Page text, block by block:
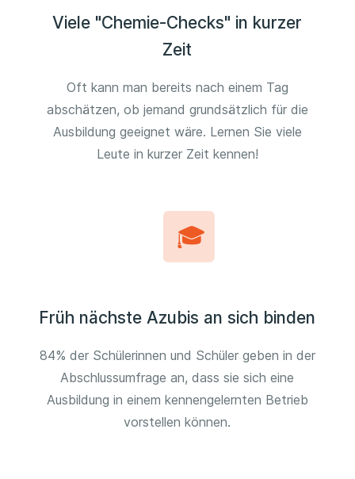
Viele "Chemie-Checks" in kurzer
Zeit
Oft kann man bereits nach einem Tag
abschätzen, ob jemand grundsätzlich für die
Ausbildung geeignet wäre. Lernen Sie viele
Leute in kurzer Zeit kennen!
Früh nächste Azubis an sich binden
84% der Schülerinnen und Schüler geben in der
Abschlussumfrage an, dass sie sich eine
Ausbildung in einem kennengelernten Betrieb
vorstellen können.